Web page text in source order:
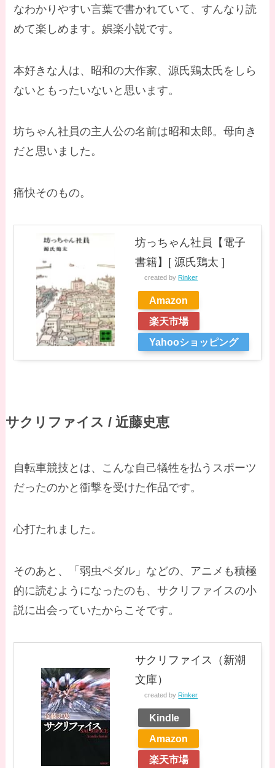
なわかりやすい言葉で書かれていて、すんなり読
めて楽しめます。娯楽小説です。
本好きな人は、昭和の大作家、源氏鶏太氏をしら
ないともったいないと思います。
坊ちゃん社員の主人公の名前は昭和太郎。母向き
だと思いました。
痛快そのもの。
坊っちゃん社員【電子
書籍】[ 源氏鶏太 ]
created byRinker
Amazon
楽天市場
Yahooショッピング
サクリファイス / 近藤史恵
自転車競技とは、こんな自己犠牲を払うスポーツ
だったのかと衝撃を受けた作品です。
心打たれました。
そのあと、「弱虫ペダル」などの、アニメも積極
的に読むようになったのも、サクリファイスの小
説に出会っていたからこそです。
サクリファイス（新潮
文庫）
created byRinker
Kindle
Amazon
楽天市場